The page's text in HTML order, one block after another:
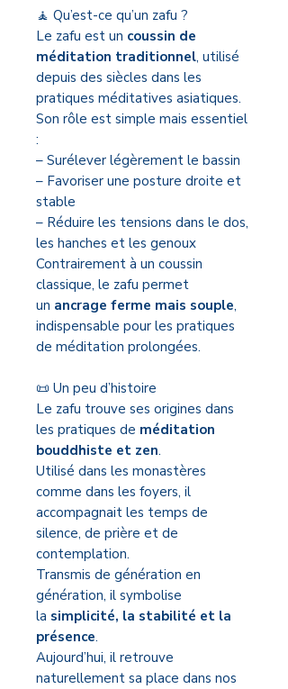
🧘 Qu’est-ce qu’un zafu ?
Le zafu est un coussin de
méditation traditionnel, utilisé
depuis des siècles dans les
pratiques méditatives asiatiques.
Son rôle est simple mais essentiel
:
– Surélever légèrement le bassin
– Favoriser une posture droite et
stable
– Réduire les tensions dans le dos,
les hanches et les genoux
Contrairement à un coussin
classique, le zafu permet
un ancrage ferme mais souple,
indispensable pour les pratiques
de méditation prolongées.
📜 Un peu d’histoire
Le zafu trouve ses origines dans
les pratiques de méditation
bouddhiste et zen.
Utilisé dans les monastères
comme dans les foyers, il
accompagnait les temps de
silence, de prière et de
contemplation.
Transmis de génération en
génération, il symbolise
la simplicité, la stabilité et la
présence.
Aujourd’hui, il retrouve
naturellement sa place dans nos